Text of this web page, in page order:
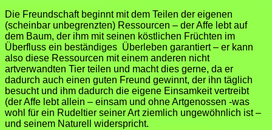
Die Freundschaft beginnt mit dem Teilen der eigenen
(scheinbar unbegrenzten) Ressourcen – der Affe lebt auf
dem Baum, der ihm mit seinen köstlichen Früchten im
Überfluss ein beständiges Überleben garantiert – er kann
also diese Ressourcen mit einem anderen nicht
artverwandten Tier teilen und macht dies gerne, da er
dadurch auch einen guten Freund gewinnt, der ihn täglich
besucht und ihm dadurch die eigene Einsamkeit vertreibt
(der Affe lebt allein – einsam und ohne Artgenossen -was
wohl für ein Rudeltier seiner Art ziemlich ungewöhnlich ist –
und seinem Naturell widerspricht.